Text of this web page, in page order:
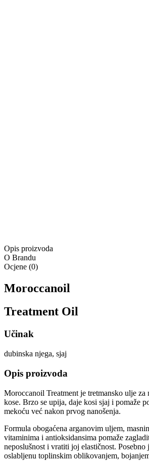
Opis proizvoda
O Brandu
Ocjene (0)
Moroccanoil
Treatment Oil
Učinak
dubinska njega, sjaj
Opis proizvoda
Moroccanoil Treatment je tretmansko ulje
kose. Brzo se upija, daje kosi sjaj i pomaže
mekoću već nakon prvog nanošenja.
Formula obogaćena arganovim uljem,
vitaminima i antioksidansima pomaže
neposlušnost i vratiti joj elastičnost. Posebno
oslabljenu toplinskim oblikovanjem,